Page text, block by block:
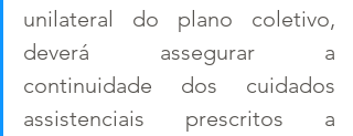
unilateral do plano coletivo,
deverá assegurar a
continuidade dos cuidados
assistenciais prescritos a